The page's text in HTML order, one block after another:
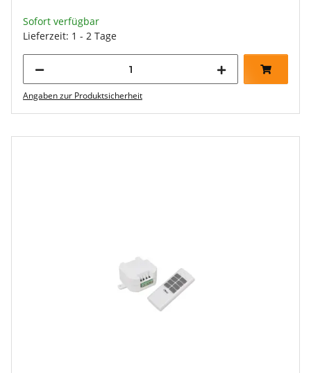
Sofort verfügbar
Lieferzeit: 1 - 2 Tage
Angaben zur Produktsicherheit